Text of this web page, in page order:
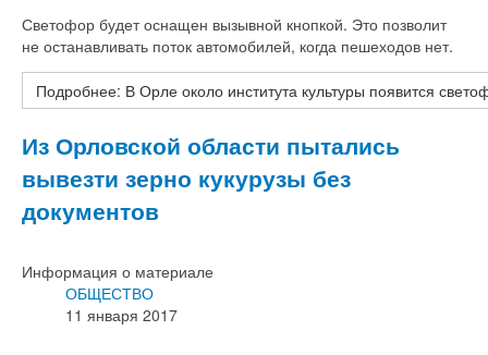
Светофор будет оснащен вызывной кнопкой. Это позволит
не останавливать поток автомобилей, когда пешеходов нет.
Подробнее: В Орле около института культуры появится
Из Орловской области пытались
вывезти зерно кукурузы без
документов
Информация о материале
ОБЩЕСТВО
11 января 2017